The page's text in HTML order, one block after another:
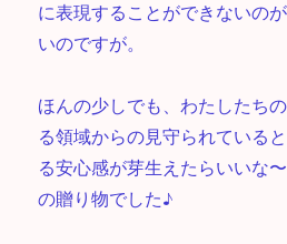
に表現することができないの
いのですが。
ほんの少しでも、わたしたち
る領域からの見守られている
る安心感が芽生えたらいいな
の贈り物でした♪